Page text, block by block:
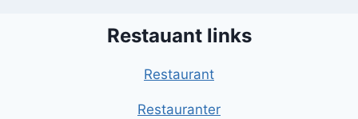
Restauant links
Restaurant
Restauranter